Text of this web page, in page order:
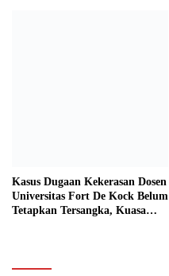
Kasus Dugaan Kekerasan Dosen
Universitas Fort De Kock Belum
Tetapkan Tersangka, Kuasa